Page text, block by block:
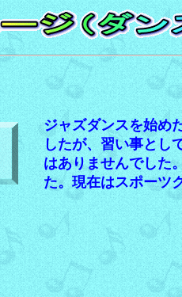
ジャズダンスを始め
したが、習い事とし
はありませんでした
た。現在はスポーツ